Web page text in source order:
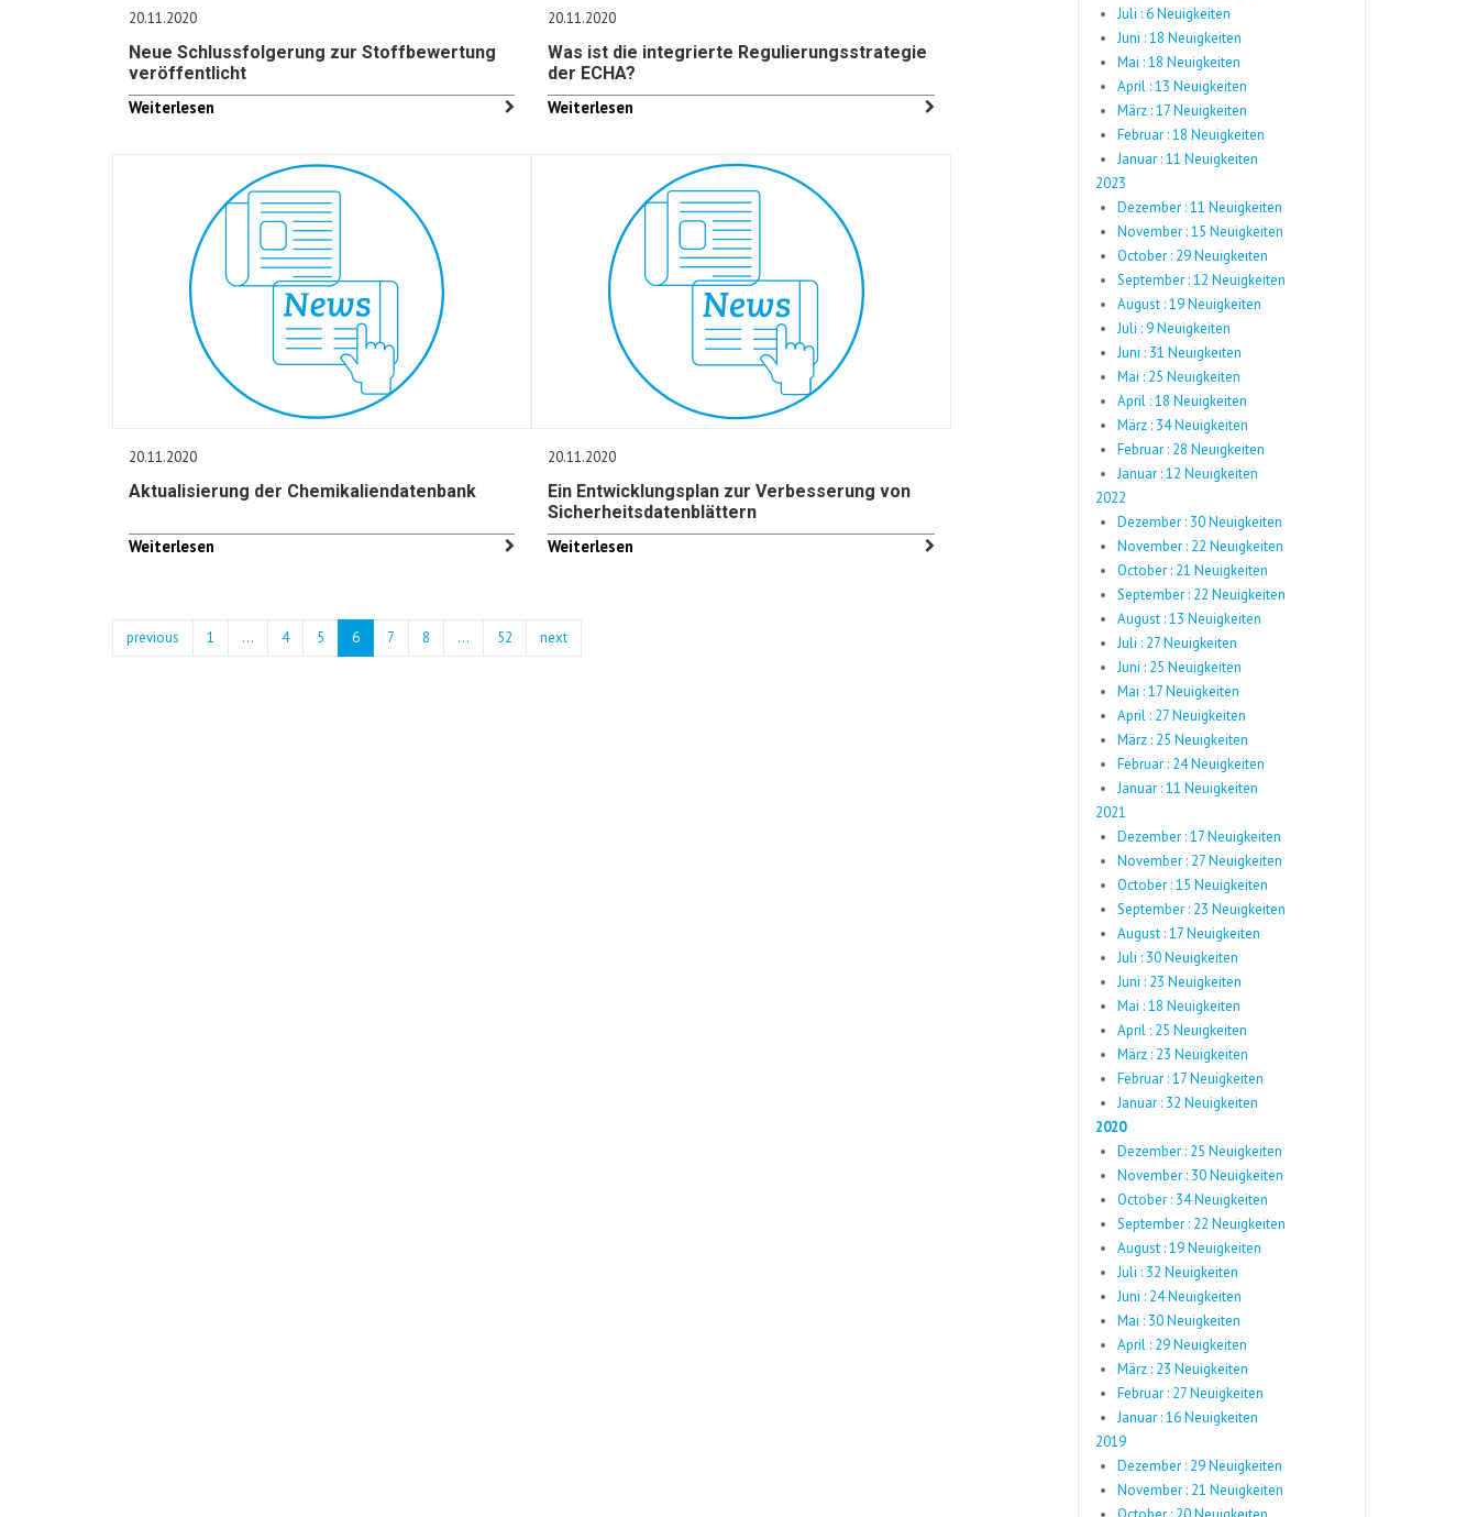
20.11.2020
Neue Schlussfolgerung zur Stoffbewertung
veröffentlicht
Weiterlesen
20.11.2020
Was ist die integrierte Regulierungsstrategie
der ECHA?
Weiterlesen
20.11.2020
Aktualisierung der Chemikaliendatenbank
Weiterlesen
20.11.2020
Ein Entwicklungsplan zur Verbesserung von
Sicherheitsdatenblättern
Weiterlesen
previous 1 ... 4 5 6 7 8 … 52 next
Juli : 6 Neuigkeiten
Juni : 18 Neuigkeiten
Mai : 18 Neuigkeiten
April : 13 Neuigkeiten
März : 17 Neuigkeiten
Februar : 18 Neuigkeiten
Januar : 11 Neuigkeiten
2023
Dezember : 11 Neuigkeiten
November : 15 Neuigkeiten
October : 29 Neuigkeiten
September : 12 Neuigkeiten
August : 19 Neuigkeiten
Juli : 9 Neuigkeiten
Juni : 31 Neuigkeiten
Mai : 25 Neuigkeiten
April : 18 Neuigkeiten
März : 34 Neuigkeiten
Februar : 28 Neuigkeiten
Januar : 12 Neuigkeiten
2022
Dezember : 30 Neuigkeiten
November : 22 Neuigkeiten
October : 21 Neuigkeiten
September : 22 Neuigkeiten
August : 13 Neuigkeiten
Juli : 27 Neuigkeiten
Juni : 25 Neuigkeiten
Mai : 17 Neuigkeiten
April : 27 Neuigkeiten
März : 25 Neuigkeiten
Februar : 24 Neuigkeiten
Januar : 11 Neuigkeiten
2021
Dezember : 17 Neuigkeiten
November : 27 Neuigkeiten
October : 15 Neuigkeiten
September : 23 Neuigkeiten
August : 17 Neuigkeiten
Juli : 30 Neuigkeiten
Juni : 23 Neuigkeiten
Mai : 18 Neuigkeiten
April : 25 Neuigkeiten
März : 23 Neuigkeiten
Februar : 17 Neuigkeiten
Januar : 32 Neuigkeiten
2020
Dezember : 25 Neuigkeiten
November : 30 Neuigkeiten
October : 34 Neuigkeiten
September : 22 Neuigkeiten
August : 19 Neuigkeiten
Juli : 32 Neuigkeiten
Juni : 24 Neuigkeiten
Mai : 30 Neuigkeiten
April : 29 Neuigkeiten
März : 23 Neuigkeiten
Februar : 27 Neuigkeiten
Januar : 16 Neuigkeiten
2019
Dezember : 29 Neuigkeiten
November : 21 Neuigkeiten